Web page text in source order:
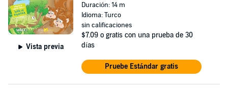
Vista previa
Duración: 14 m
Idioma: Turco
sin calificaciones
$7.09 o gratis con una prueba de 30
días
Pruebe Estándar gratis